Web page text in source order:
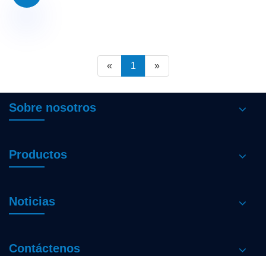
« 1 »
Sobre nosotros
Productos
Noticias
Contáctenos